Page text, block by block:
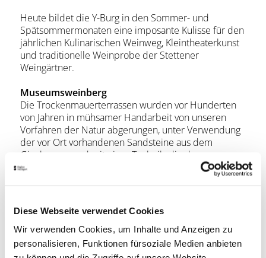
Diese Webseite verwendet Cookies
Wir verwenden Cookies, um Inhalte und Anzeigen zu
personalisieren, Funktionen fürsoziale Medien anbieten
Heute bildet die Y-Burg in den Sommer- und
Spätsommermonaten eine imposante Kulisse für den
jährlichen Kulinarischen Weinweg, Kleintheaterkunst
und traditionelle Weinprobe der Stettener
Weingärtner.
Museumsweinberg
Die Trockenmauerterrassen wurden vor Hunderten
von Jahren in mühsamer Handarbeit von unseren
Vorfahren der Natur abgerungen, unter Verwendung
der vor Ort vorhandenen Sandsteine aus dem
Gipskeuper und mit einer Technik, die dem
Mauerbau der Inkas in der berühmten Tempelanlage
exakt behauene Steine ohne Mörtel und mit einer
speziellen, über Generationen erprobten Setztechnik
zu bis zu 4 Meter hohen Mauern zusammengefügt.
An den Hängen des Remstals wurden so in den
letzten tausend Jahren Millionen von Steinen verbaut.